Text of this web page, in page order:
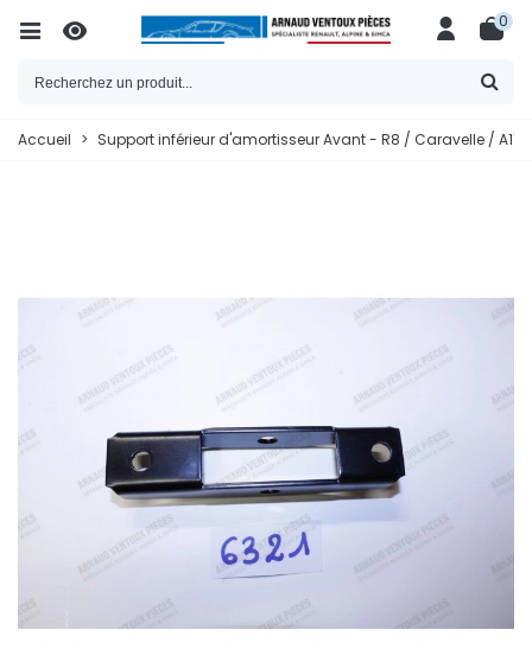
0
Accueil > Support inférieur d'amortisseur Avant - R8 / Caravelle /